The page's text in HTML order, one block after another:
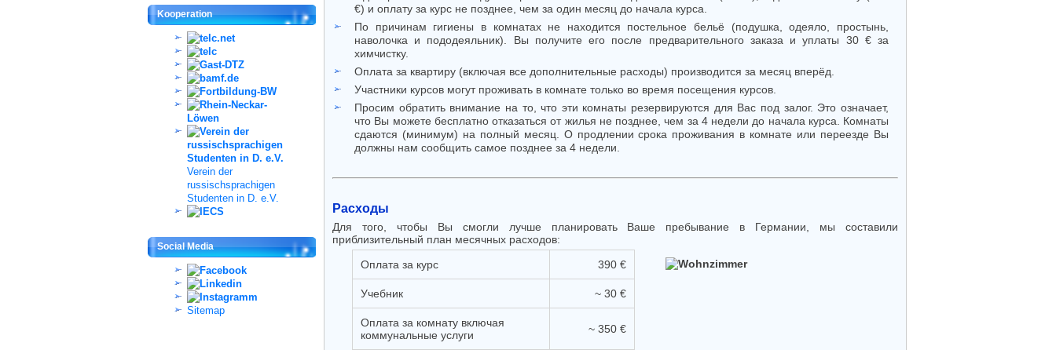
Kooperation
Verein der
russischsprachigen
Studenten in D. e.V.
Social Media
Sitemap
€) и оплату за курс не позднее, чем за один месяц до начала курса.
По причинам гигиены в комнатах не находится постельное бельё (подушка, одеяло, простынь,
наволочка и пододеяльник). Вы получите его после предварительного заказа и уплаты 30 € за
химчистку.
Оплата за квартиру (включая все дополнительные расходы) производится за месяц вперёд.
Участники курсов могут проживать в комнате только во время посещения курсов.
Просим обратить внимание на то, что эти комнаты резервируются для Вас под залог. Это означает,
что Вы можете бесплатно отказаться от жилья не позднее, чем за 4 недели до начала курса. Комнаты
сдаются (минимум) на полный месяц. О продлении срока проживания в комнате или переезде Вы
должны нам сообщить самое позднее за 4 недели.
Расходы
Для того, чтобы Вы смогли лучше планировать Ваше пребывание в Германии, мы составили
приблизительный план месячных расходов:
Оплата за курс
390 €
Учебник ~ 30 €
Оплата за комнату включая
коммунальные услуги
~ 350 €